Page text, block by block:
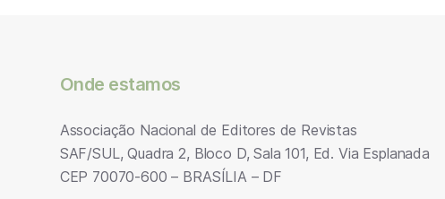
Onde estamos
Associação Nacional de Editores de Revistas
SAF/SUL, Quadra 2, Bloco D, Sala 101, Ed. Via Esplanada
CEP 70070-600 – BRASÍLIA – DF